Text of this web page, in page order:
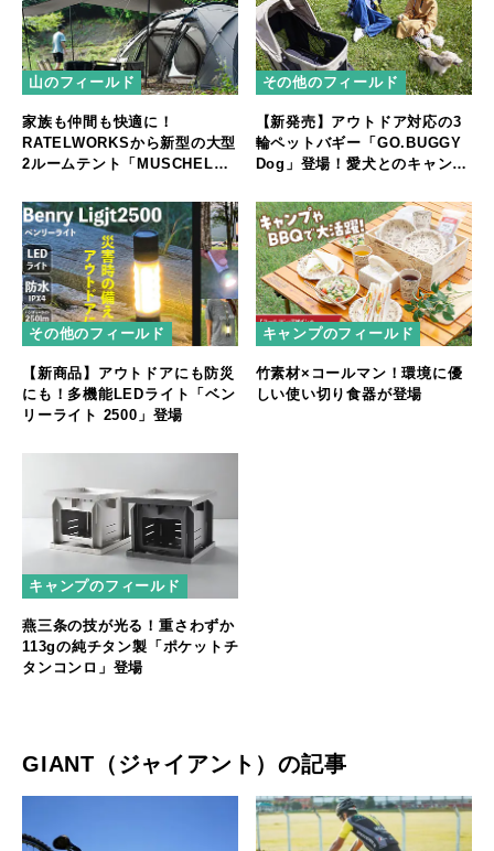
山のフィールド
家族も仲間も快適に！
RATELWORKSから新型の大型
2ルームテント「MUSCHEL」
その他のフィールド
【新発売】アウトドア対応の3
輪ペットバギー「GO.BUGGY
Dog」登場！愛犬とのキャンプ
その他のフィールド
【新商品】アウトドアにも防災
にも！多機能LEDライト「ベン
リーライト 2500」登場
キャンプのフィールド
竹素材×コールマン！環境に優
しい使い切り食器が登場
キャンプのフィールド
燕三条の技が光る！重さわずか
113gの純チタン製「ポケットチ
タンコンロ」登場
GIANT（ジャイアント）の記事